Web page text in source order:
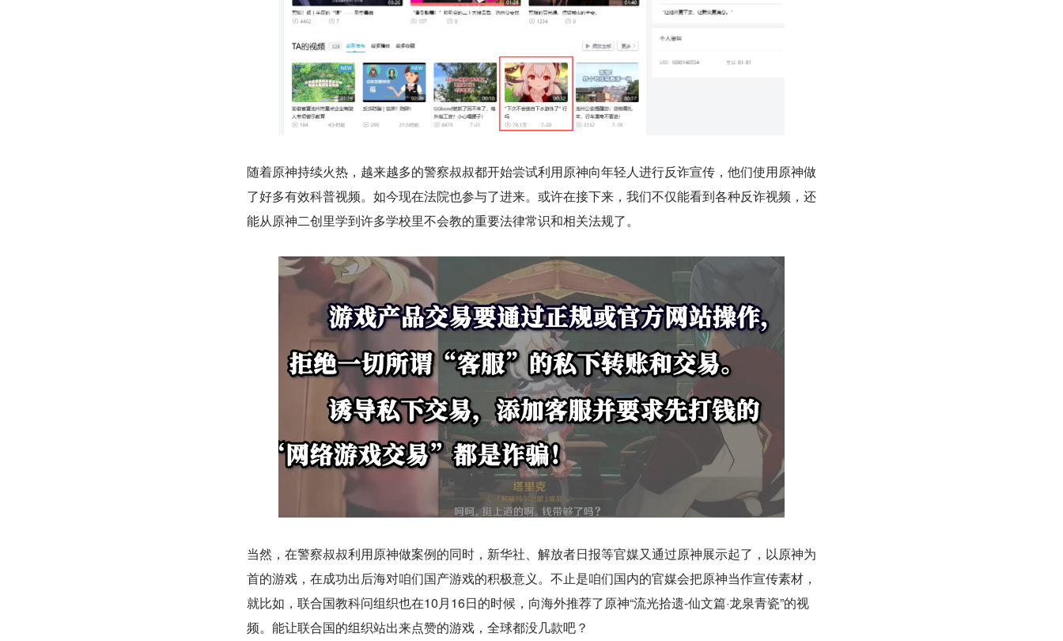
随着原神持续火热，越来越多的警察叔叔都开始尝试利用原神向年轻人进行反诈宣传，他们使用原神做
了好多有效科普视频。如今现在法院也参与了进来。或许在接下来，我们不仅能看到各种反诈视频，还
能从原神二创里学到许多学校里不会教的重要法律常识和相关法规了。
当然，在警察叔叔利用原神做案例的同时，新华社、解放者日报等官媒又通过原神展示起了，以原神为
首的游戏，在成功出后海对咱们国产游戏的积极意义。不止是咱们国内的官媒会把原神当作宣传素材，
就比如，联合国教科问组织也在10月16日的时候，向海外推荐了原神“流光拾遗-仙文篇·龙泉青瓷”的视
频。能让联合国的组织站出来点赞的游戏，全球都没几款吧？